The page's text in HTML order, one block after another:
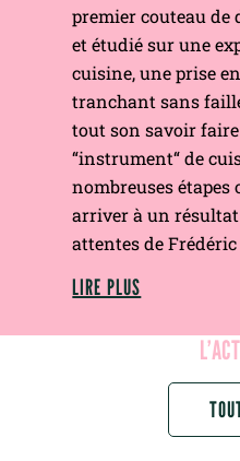
premier couteau de
et étudié sur une
cuisine, une prise
tranchant sans
tout son savoir
“instrument“ de
nombreuses étapes
arriver à un
attentes de
LIRE PLUS